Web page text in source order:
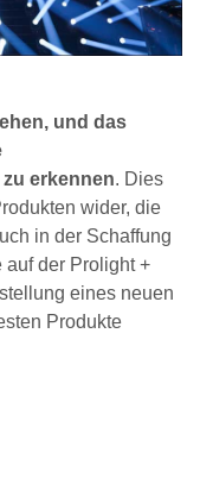
und das
erkennen. Dies
wider, die
in der Schaffung
der Prolight +
eines neuen
Produkte